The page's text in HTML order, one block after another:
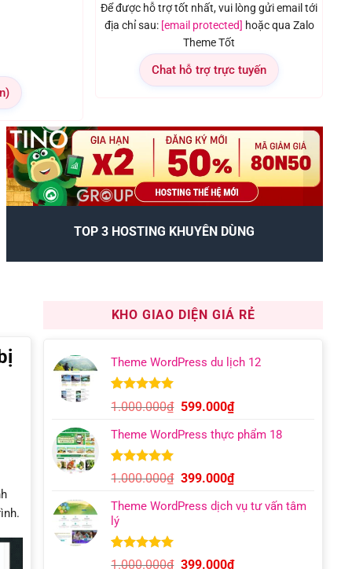
Để được hỗ trợ tốt nhất, vui lòng gửi email tới
địa chỉ sau: [email protected] hoặc qua Zalo
Theme Tốt
Chat hỗ trợ trực tuyến
TOP 3 HOSTING KHUYÊN DÙNG
KHO GIAO DIỆN GIÁ RẺ
Theme WordPress du lịch 12
5.00trên 5
dựa trên
9
đánh giá
1.000.000₫ Giá
là:
599.000₫Giá
tại
599.000₫.
Theme WordPress thực phẩm 18
5.00trên 5
dựa trên
6
đánh giá
1.000.000₫ Giá
là:
399.000₫Giá
tại
Theme WordPress dịch vụ tư vấn tâm
lý
5.00trên 5
12
1.000.000₫ Giá
399.000₫Giá